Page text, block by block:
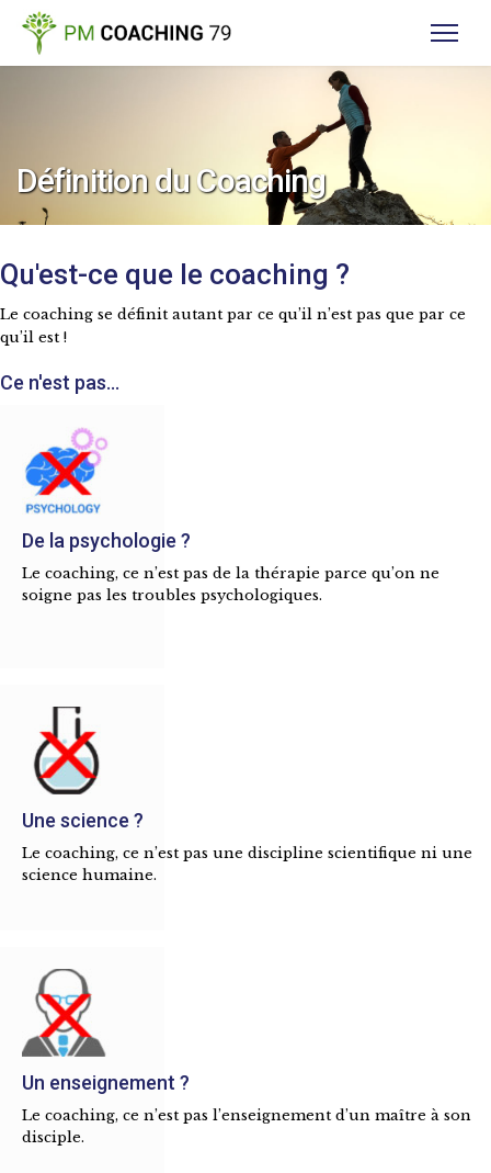
Définition du Coaching
Qu'est-ce que le coaching ?
Le coaching se définit autant par ce qu’il n’est pas que par ce
qu’il est !
Ce n'est pas...
De la psychologie ?
Le coaching, ce n’est pas de la thérapie parce qu’on ne
soigne pas les troubles psychologiques.
Une science ?
Le coaching, ce n’est pas une discipline scientifique ni une
science humaine.
Un enseignement ?
Le coaching, ce n’est pas l’enseignement d’un maître à son
disciple.